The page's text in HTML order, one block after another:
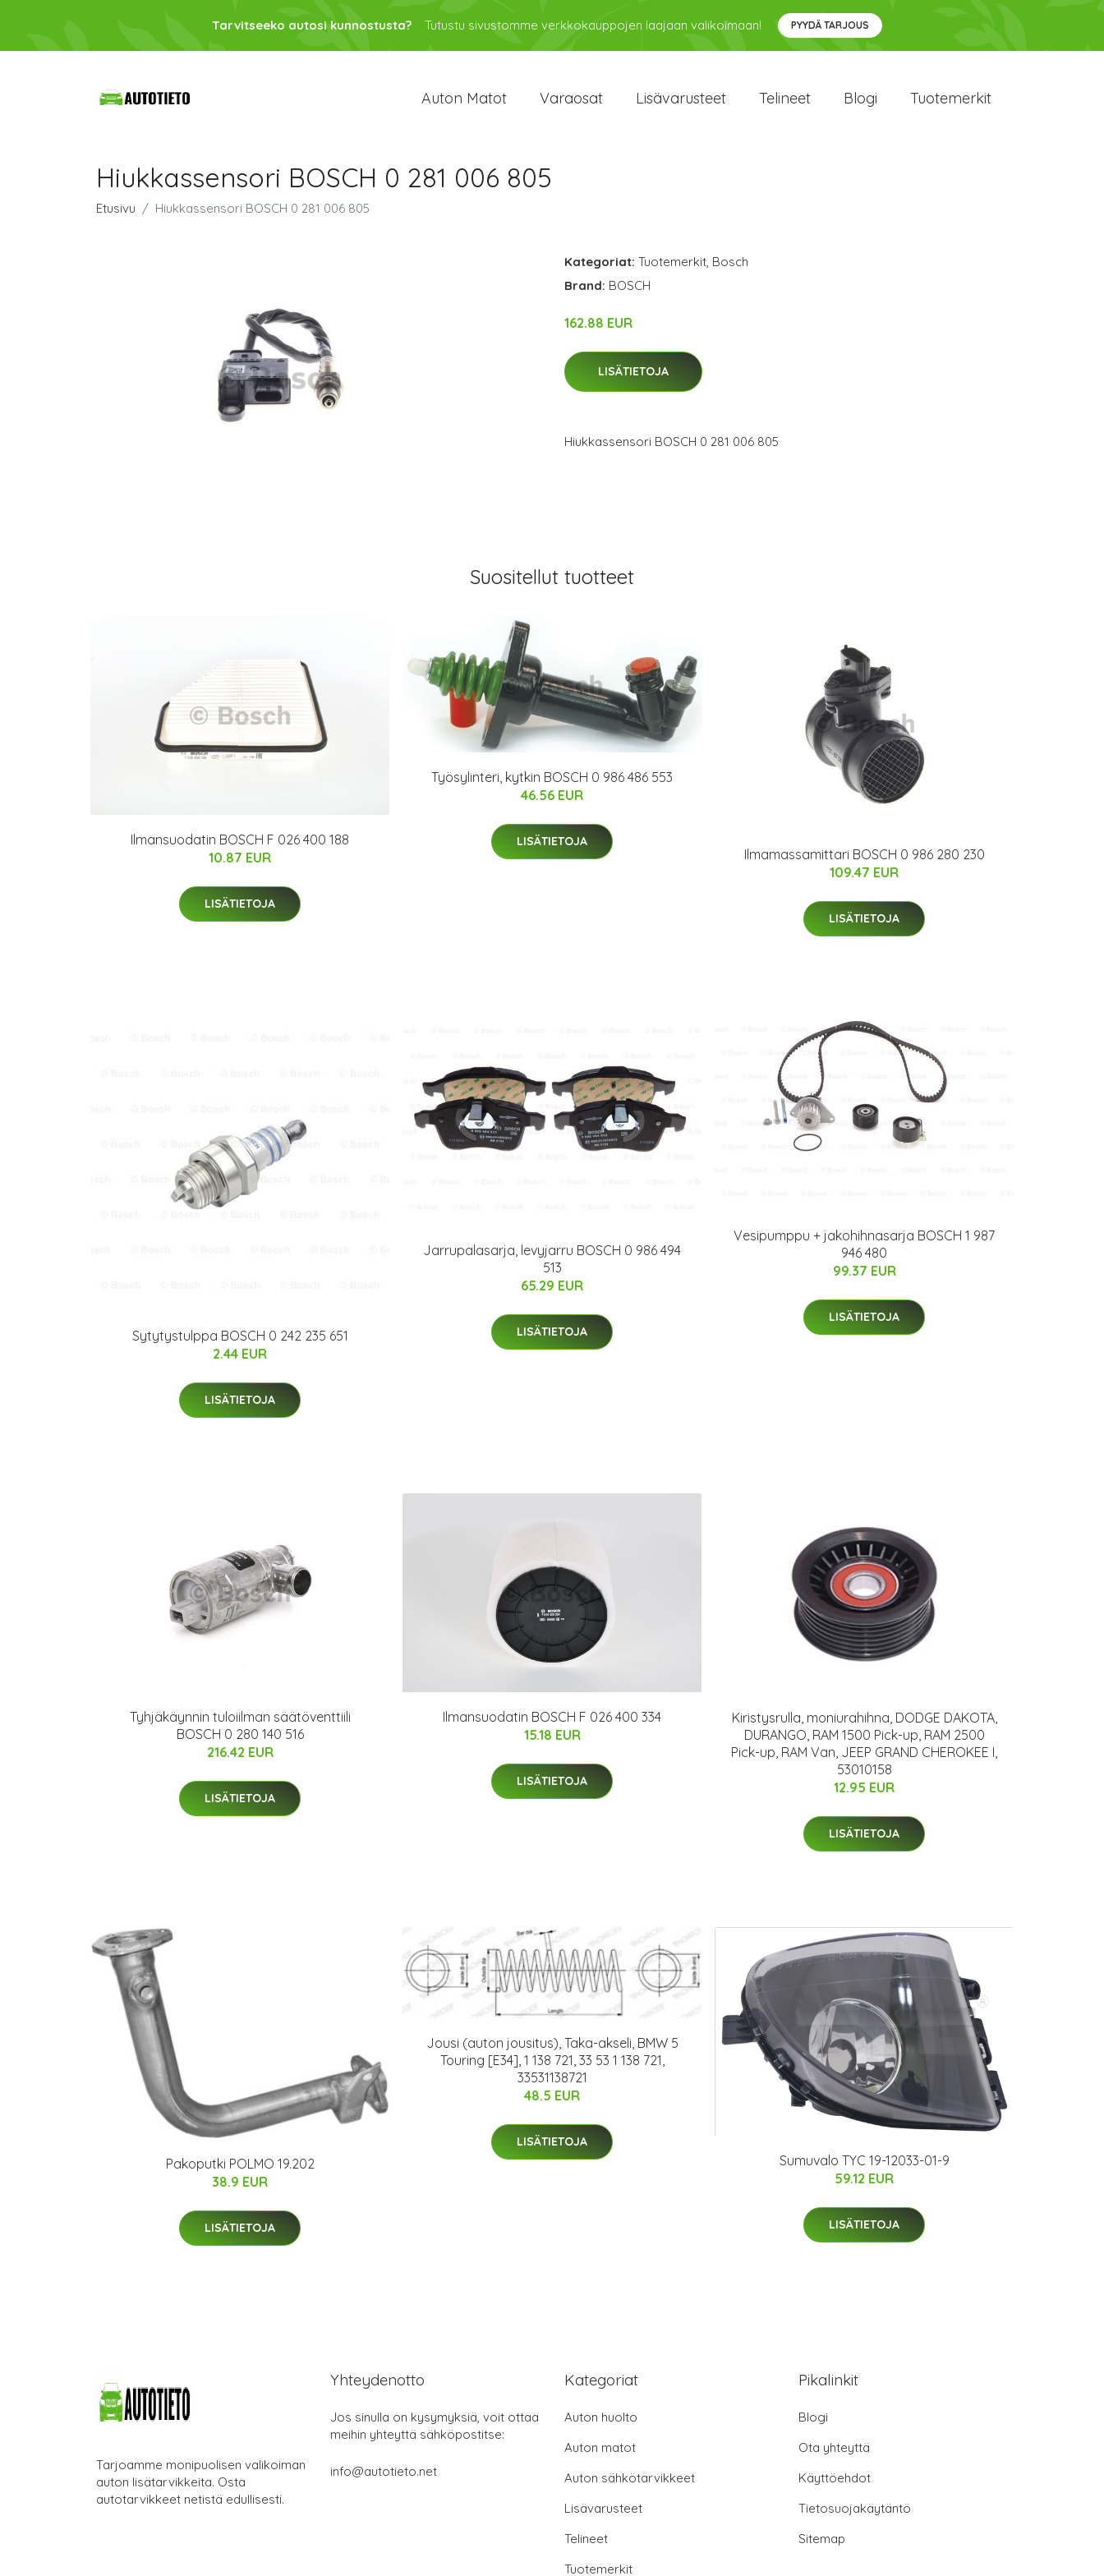
Tarvitseeko autosi kunnostusta? Tutustu sivustomme verkkokauppojen laajaan valikoimaan! PYYDÄ TARJOUS
Auton Matot Varaosat Lisävarusteet Telineet Blogi Tuotemerkit
Hiukkassensori BOSCH 0 281 006 805
Etusivu Hiukkassensori BOSCH 0 281 006 805
Kategoriat: Tuotemerkit, Bosch
Brand: BOSCH
162.88 EUR
LISÄTIETOJA
Hiukkassensori BOSCH 0 281 006 805
Suositellut tuotteet
Ilmansuodatin BOSCH F 026 400 188
10.87 EUR
LISÄTIETOJA
Työsylinteri, kytkin BOSCH 0 986 486 553
46.56 EUR
LISÄTIETOJA
Ilmamassamittari BOSCH 0 986 280 230
109.47 EUR
LISÄTIETOJA
Sytytystulppa BOSCH 0 242 235 651
2.44 EUR
LISÄTIETOJA
Jarrupalasarja, levyjarru BOSCH 0 986 494
513
65.29 EUR
LISÄTIETOJA
Vesipumppu + jakohihnasarja BOSCH 1 987
946 480
99.37 EUR
LISÄTIETOJA
Tyhjäkäynnin tuloiilman säätöventtiili
BOSCH 0 280 140 516
216.42 EUR
LISÄTIETOJA
Ilmansuodatin BOSCH F 026 400 334
15.18 EUR
LISÄTIETOJA
Kiristysrulla, moniurahihna, DODGE DAKOTA,
DURANGO, RAM 1500 Pick-up, RAM 2500
Pick-up, RAM Van, JEEP GRAND CHEROKEE I,
53010158
12.95 EUR
LISÄTIETOJA
Pakoputki POLMO 19.202
38.9 EUR
LISÄTIETOJA
Jousi (auton jousitus), Taka-akseli, BMW 5
Touring [E34], 1 138 721, 33 53 1 138 721,
33531138721
48.5 EUR
LISÄTIETOJA
Sumuvalo TYC 19-12033-01-9
59.12 EUR
LISÄTIETOJA
Tarjoamme monipuolisen valikoiman
auton lisätarvikkeita. Osta
autotarvikkeet netistä edullisesti.
Yhteydenotto
Jos sinulla on kysymyksiä, voit ottaa
meihin yhteyttä sähköpostitse:
info@autotieto.net
Kategoriat
Auton huolto
Auton matot
Auton sähkötarvikkeet
Lisävarusteet
Telineet
Tuotemerkit
Pikalinkit
Blogi
Ota yhteyttä
Käyttöehdot
Tietosuojakäytäntö
Sitemap